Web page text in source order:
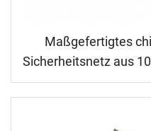
Maßgefertigtes
Sicherheitsnetz aus
von